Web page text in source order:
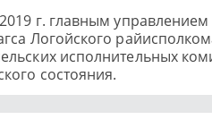
г. главным
Логойского
исполнительных
состояния.